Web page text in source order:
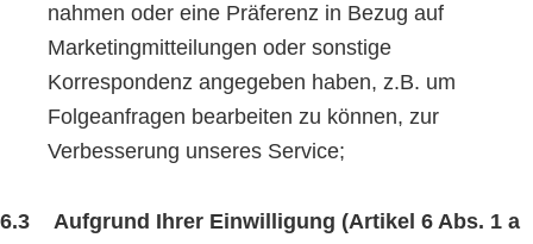
nahmen oder eine Präferenz in Bezug auf
Marketingmitteilungen oder sonstige
Korrespondenz angegeben haben, z.B. um
Folgeanfragen bearbeiten zu können, zur
Verbesserung unseres Service;
6.3 Aufgrund Ihrer Einwilligung (Artikel 6 Abs. 1 a